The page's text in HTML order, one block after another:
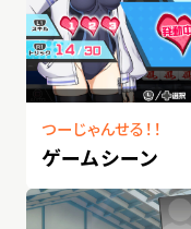
つーじゃんせる！！
ゲームシーン